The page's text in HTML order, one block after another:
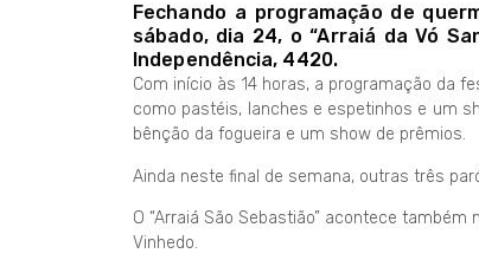
Fechando a programação de
sábado, dia 24, o “Arraiá da Vó
Independência, 4420.
Com início às 14 horas, a programação da
como pastéis, lanches e espetinhos e um
bênção da fogueira e um show de prêmios.
Ainda neste final de semana, outras três
O “Arraiá São Sebastião” acontece também
Vinhedo.